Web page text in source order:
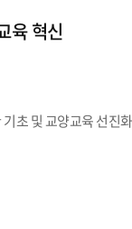
육 혁신
초 및 교양교육 선진화